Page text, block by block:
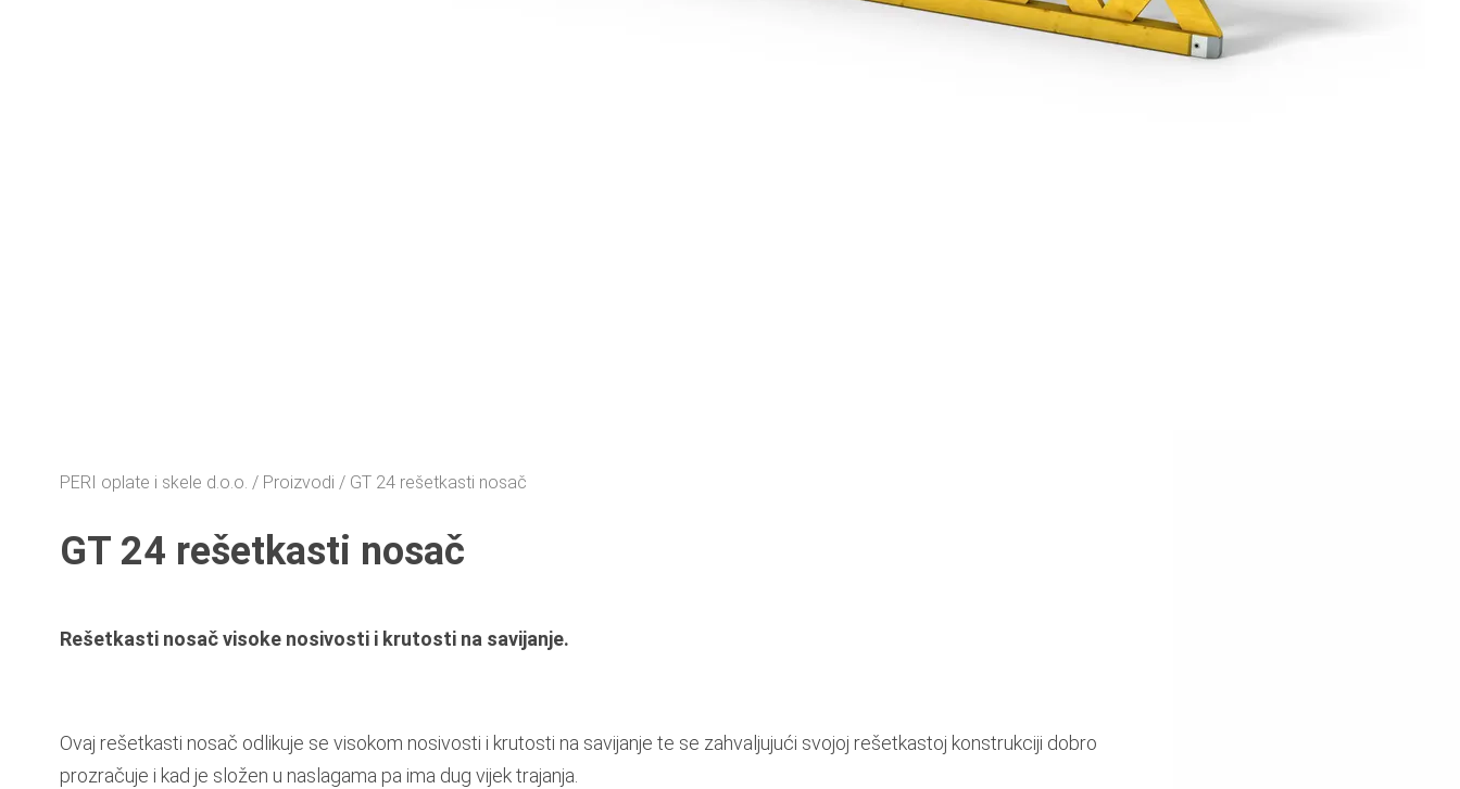
PERI oplate i skele d.o.o. Proizvodi GT 24 rešetkasti nosač
GT 24 rešetkasti nosač
Rešetkasti nosač visoke nosivosti i krutosti na savijanje.
Ovaj rešetkasti nosač odlikuje se visokom nosivosti i krutosti na savijanje te se zahvaljujući svojoj rešetkastoj konstrukciji dobro
prozračuje i kad je složen u naslagama pa ima dug vijek trajanja.